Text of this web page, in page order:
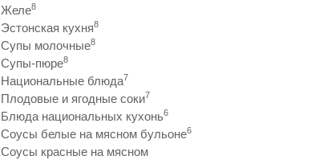
Желе8
Эстонская кухня8
Супы молочные8
Супы-пюре8
Национальные блюда7
Плодовые и ягодные соки7
Блюда национальных кухонь6
Соусы белые на мясном бульоне6
Соусы красные на мясном